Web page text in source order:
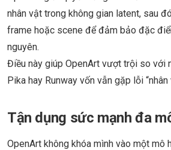
nhân vật trong không gian latent, sau
frame hoặc scene để đảm bảo đặc
nguyên.
Điều này giúp OpenArt vượt trội so với
Pika hay Runway vốn vẫn gặp lỗi “nhân
Tận dụng sức mạnh đa
OpenArt không khóa mình vào một mô